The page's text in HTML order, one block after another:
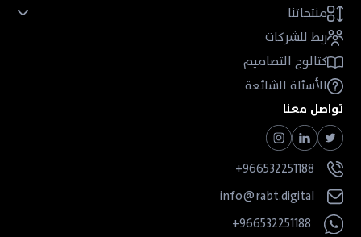
منتجاتنا
ربط للشركات
كتالوج التصاميم
الأسئلة الشائعة
تواصل معنا
966532251188+
info@rabt.digital
966532251188+